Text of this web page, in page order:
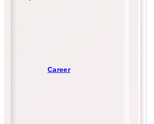
Career